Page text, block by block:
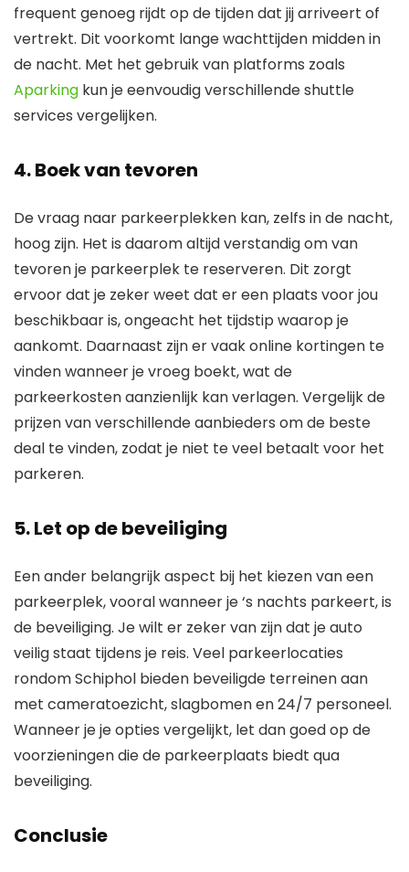
frequent genoeg rijdt op de tijden dat jij arriveert of
vertrekt. Dit voorkomt lange wachttijden midden in
de nacht. Met het gebruik van platforms zoals
Aparking kun je eenvoudig verschillende shuttle
services vergelijken.
4. Boek van tevoren
De vraag naar parkeerplekken kan, zelfs in de nacht,
hoog zijn. Het is daarom altijd verstandig om van
tevoren je parkeerplek te reserveren. Dit zorgt
ervoor dat je zeker weet dat er een plaats voor jou
beschikbaar is, ongeacht het tijdstip waarop je
aankomt. Daarnaast zijn er vaak online kortingen te
vinden wanneer je vroeg boekt, wat de
parkeerkosten aanzienlijk kan verlagen. Vergelijk de
prijzen van verschillende aanbieders om de beste
deal te vinden, zodat je niet te veel betaalt voor het
parkeren.
5. Let op de beveiliging
Een ander belangrijk aspect bij het kiezen van een
parkeerplek, vooral wanneer je ‘s nachts parkeert, is
de beveiliging. Je wilt er zeker van zijn dat je auto
veilig staat tijdens je reis. Veel parkeerlocaties
rondom Schiphol bieden beveiligde terreinen aan
met cameratoezicht, slagbomen en 24/7 personeel.
Wanneer je je opties vergelijkt, let dan goed op de
voorzieningen die de parkeerplaats biedt qua
beveiliging.
Conclusie